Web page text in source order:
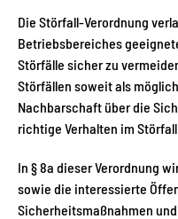
Die Störfall-Verordnung
Betriebsbereiches
Störfälle sicher zu
Störfällen soweit als
Nachbarschaft über die
richtige Verhalten im
In § 8a dieser Verordnung
sowie die interessierte
Sicherheitsmaßnahmen